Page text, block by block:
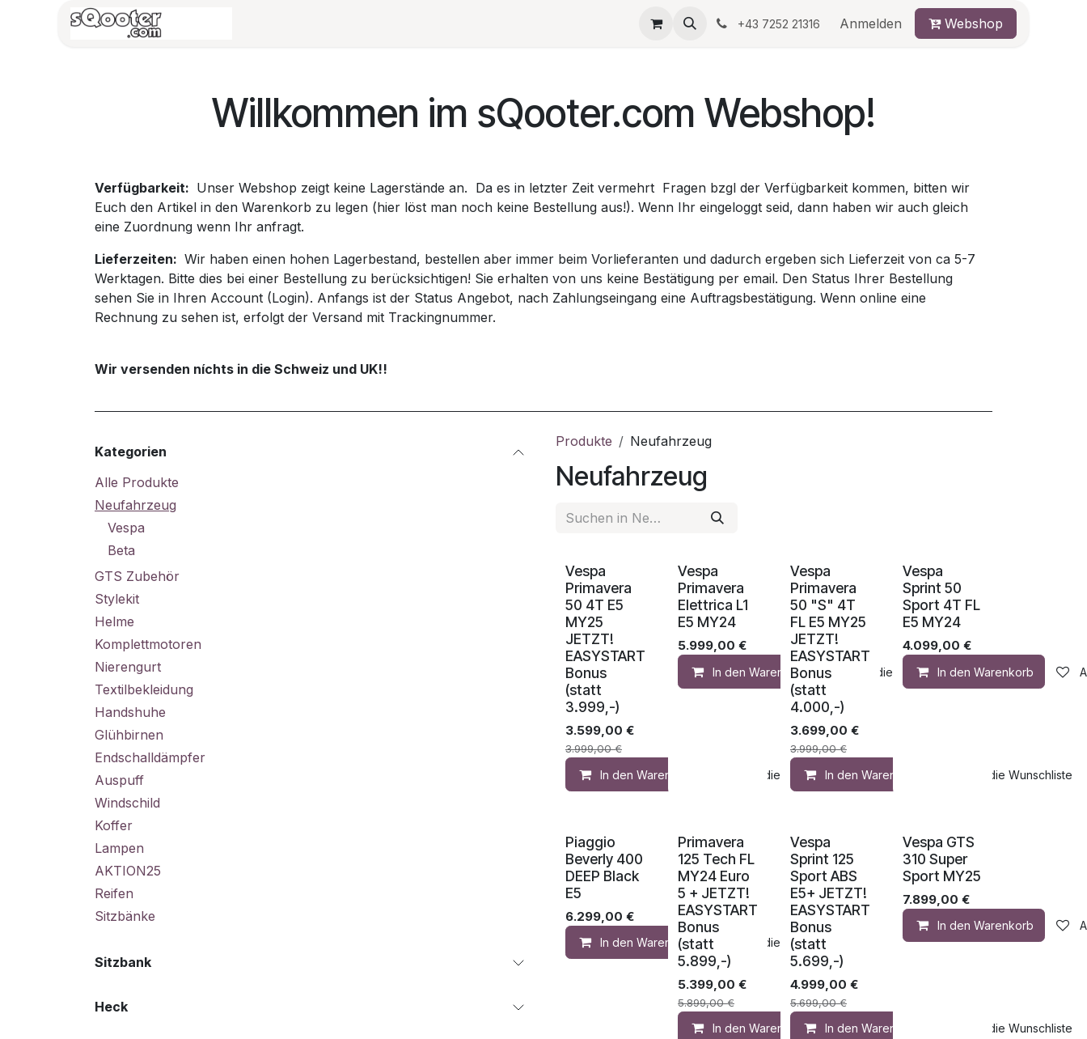
Zum Inhalt springen
JOBS Umbau+43 7252 21316 Anmelden Webshop
Willkommen im sQooter.com Webshop!
Verfügbarkeit: Unser Webshop zeigt keine Lagerstände an. Da es in letzter Zeit vermehrt Fragen bzgl der Verfügbarkeit kommen, bitten wir
Euch den Artikel in den Warenkorb zu legen (hier löst man noch keine Bestellung aus!). Wenn Ihr eingeloggt seid, dann haben wir auch gleich
eine Zuordnung wenn Ihr anfragt.
Lieferzeiten: Wir haben einen hohen Lagerbestand, bestellen aber immer beim Vorlieferanten und dadurch ergeben sich Lieferzeit von ca 5-7
Werktagen. Bitte dies bei einer Bestellung zu berücksichtigen! Sie erhalten von uns keine Bestätigung per email. Den Status Ihrer Bestellung
sehen Sie in Ihren Account (Login). Anfangs ist der Status Angebot, nach Zahlungseingang eine Auftragsbestätigung. Wenn online eine
Rechnung zu sehen ist, erfolgt der Versand mit Trackingnummer.
Wir versenden níchts in die Schweiz und UK!!
Kategorien
Alle Produkte
Neufahrzeug
Vespa
Beta
GTS Zubehör
Stylekit
Helme
Komplettmotoren
Nierengurt
Textilbekleidung
Handshuhe
Glühbirnen
Endschalldämpfer
Auspuff
Windschild
Koffer
Lampen
AKTION25
Reifen
Sitzbänke
Sitzbank
Heck
Produkte Neufahrzeug
Neufahrzeug
Vespa
Primavera
50 4T E5
MY25
JETZT!
EASYSTART
Bonus
(statt
3.999,-)
3.599,00 €
3.999,00€
In den Warenkorb Auf die Wunschliste
Vespa
Primavera
Elettrica L1
E5 MY24
5.999,00 €
In den Warenkorb Auf die Wunschliste
Vespa
Primavera
50 "S" 4T
FL E5 MY25
JETZT!
EASYSTART
Bonus
(statt
4.000,-)
3.699,00 €
3.999,00€
In den Warenkorb Auf die Wunschliste
Vespa
Sprint 50
Sport 4T FL
E5 MY24
4.099,00 €
In den Warenkorb
Piaggio
Beverly 400
DEEP Black
E5
6.299,00 €
In den Warenkorb Auf die Wunschliste
Primavera
125 Tech FL
MY24 Euro
5 + JETZT!
EASYSTART
Bonus
(statt
5.899,-)
5.399,00 €
5.899,00€
In den Warenkorb Auf die Wunschliste
Vespa
Sprint 125
Sport ABS
E5+ JETZT!
EASYSTART
Bonus
(statt
5.699,-)
4.999,00 €
5.699,00€
In den Warenkorb Auf die Wunschliste
Vespa GTS
310 Super
Sport MY25
7.899,00 €
In den Warenkorb